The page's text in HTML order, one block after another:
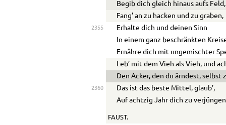
Begib dich gleich hinaus aufs Feld,
Fang’ an zu hacken und zu graben,
2355
Erhalte dich und deinen Sinn
In einem ganz beschränkten
Ernähre dich mit ungemischter
Leb’ mit dem Vieh als Vieh, und
Den Acker, den du ärndest, selbst
2360
Das ist das beste Mittel, glaub’,
Auf achtzig Jahr dich zu
FAUST.